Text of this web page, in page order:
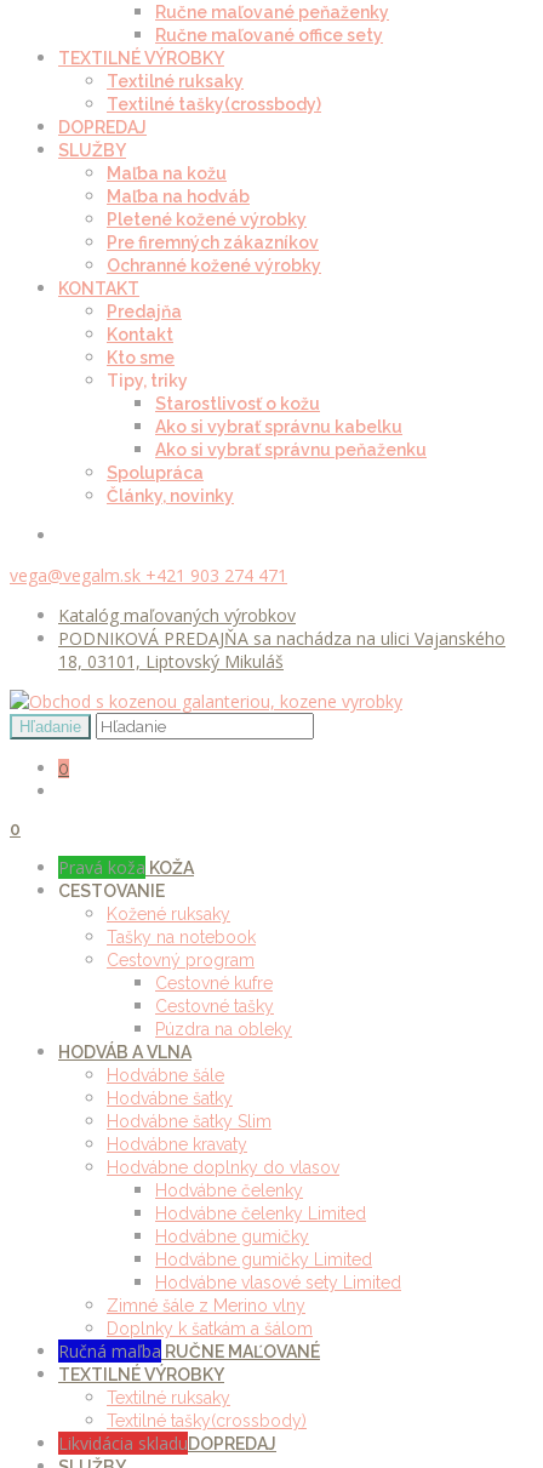
Ručne maľované peňaženky
Ručne maľované office sety
TEXTILNÉ VÝROBKY
Textilné ruksaky
Textilné tašky(crossbody)
DOPREDAJ
SLUŽBY
Maľba na kožu
Maľba na hodváb
Pletené kožené výrobky
Pre firemných zákazníkov
Ochranné kožené výrobky
KONTAKT
Predajňa
Kontakt
Kto sme
Tipy, triky
Starostlivosť o kožu
Ako si vybrať správnu kabelku
Ako si vybrať správnu peňaženku
Spolupráca
Články, novinky
vega@vegalm.sk +421 903 274 471
Katalóg maľovaných výrobkov
PODNIKOVÁ PREDAJŇA sa nachádza na ulici Vajanského
18, 03101, Liptovský Mikuláš
0
0
Pravá koža KOŽA
CESTOVANIE
Kožené ruksaky
Tašky na notebook
Cestovný program
Cestovné kufre
Cestovné tašky
Púzdra na obleky
HODVÁB A VLNA
Hodvábne šále
Hodvábne šatky
Hodvábne šatky Slim
Hodvábne kravaty
Hodvábne doplnky do vlasov
Hodvábne čelenky
Hodvábne čelenky Limited
Hodvábne gumičky
Hodvábne gumičky Limited
Hodvábne vlasové sety Limited
Zimné šále z Merino vlny
Doplnky k šatkám a šálom
Ručná maľba RUČNE MAĽOVANÉ
TEXTILNÉ VÝROBKY
Textilné ruksaky
Textilné tašky(crossbody)
Likvidácia skladuDOPREDAJ